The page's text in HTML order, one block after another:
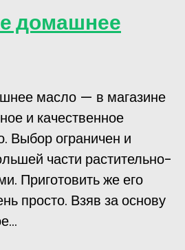
домашнее
масло — в магазине
и качественное
Выбор ограничен и
части растительно-
Приготовить же его
просто. Взяв за основу